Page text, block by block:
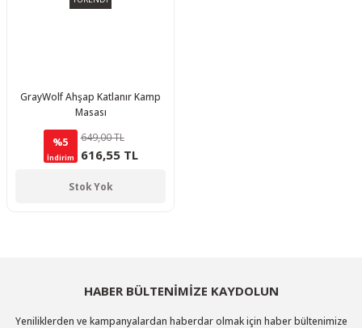
GrayWolf Ahşap Katlanır Kamp
Masası
%5
İndirim
649,00 TL
616,55 TL
Stok Yok
HABER BÜLTENİMİZE KAYDOLUN
Yeniliklerden ve kampanyalardan haberdar olmak için haber bültenimize